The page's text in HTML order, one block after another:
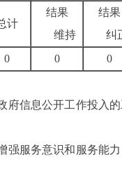
计
结果
维持
结果
纠
0 0 0
信息公开工作投入
服务意识和服务能